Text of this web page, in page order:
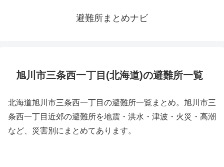
避難所まとめナビ
旭川市三条西一丁目(北海道)の避難所一覧
北海道旭川市三条西一丁目の避難所一覧まとめ。旭川市三
条西一丁目近郊の避難所を地震・洪水・津波・火災・高潮
など、災害別にまとめてあります。